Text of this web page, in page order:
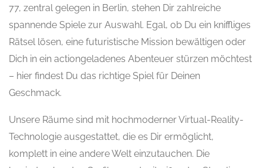
77, zentral gelegen in Berlin, stehen Dir zahlreiche
spannende Spiele zur Auswahl. Egal, ob Du ein kniffliges
Rätsel lösen, eine futuristische Mission bewältigen oder
Dich in ein actiongeladenes Abenteuer stürzen möchtest
– hier findest Du das richtige Spiel für Deinen
Geschmack.
Unsere Räume sind mit hochmoderner Virtual-Reality-
Technologie ausgestattet, die es Dir ermöglicht,
komplett in eine andere Welt einzutauchen. Die